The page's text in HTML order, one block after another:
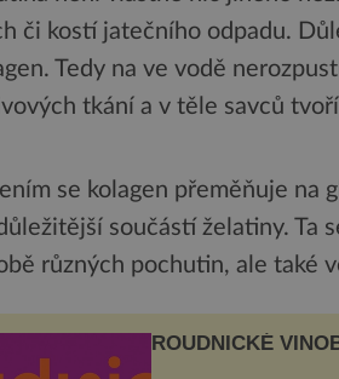
či kostí jatečního odpadu.
Tedy na ve vodě
tkání a v těle savců
se kolagen přeměňuje na
součástí želatiny. Ta
různých pochutin, ale také
ROUDNICKÉ